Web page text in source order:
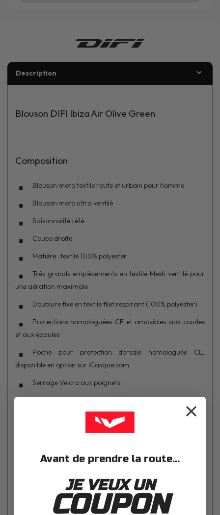
Description
Blouson DIFI Ibiza Air Olive Green
Composition
Blouson moto textile route et urbain pour homme
Blouson moto ultra ventilé
Saisonnalité : été
Coupe droite
Matière : textile 100% polyester
Très grands empiècements en textile Mesh ventilé pour
une aération maximale
Doublure fixe en textile filet respirant (100% polyester)
Protections homologuées CE et amovibles aux coudes
et aux épaules
Poche pour protection dorsale homologuée CE,
disponible en option sur iCasque.com
Serrage Velcro aux poignets
Taille réglable par velcro
Fermeture par zip central
2 poches extérieures
Blouson moto été également disponible en une version
femme sur iCasque.com : Ibiza Air Lady
Avant de prendre la route...
JE VEUX UN
COUPON